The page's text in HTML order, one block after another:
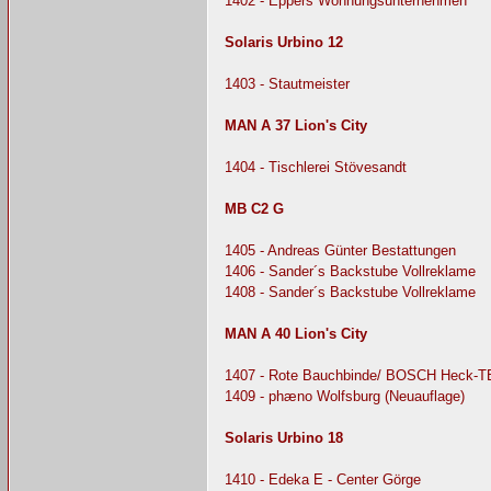
Solaris Urbino 12
1403 - Stautmeister
MAN A 37 Lion's City
1404 - Tischlerei Stövesandt
MB C2 G
1405 - Andreas Günter Bestattungen
1406 - Sander´s Backstube Vollreklame
1408 - Sander´s Backstube Vollreklame
MAN A 40 Lion's City
1407 - Rote Bauchbinde/ BOSCH Heck-
1409 - phæno Wolfsburg (Neuauflage)
Solaris Urbino 18
1410 - Edeka E - Center Görge